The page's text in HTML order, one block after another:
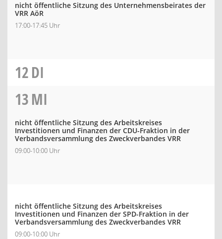
nicht öffentliche Sitzung des Unternehmensbeirates der
VRR AöR
17:00-17:45 Uhr
12DI
13MI
nicht öffentliche Sitzung des Arbeitskreises
Investitionen und Finanzen der CDU-Fraktion in der
Verbandsversammlung des Zweckverbandes VRR
09:00-10:00 Uhr
nicht öffentliche Sitzung des Arbeitskreises
Investitionen und Finanzen der SPD-Fraktion in der
Verbandsversammlung des Zweckverbandes VRR
09:00-10:00 Uhr